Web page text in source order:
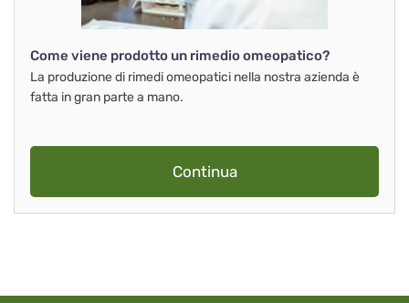
Come viene prodotto un rimedio omeopatico?
La produzione di rimedi omeopatici nella nostra azienda è
fatta in gran parte a mano.
Continua